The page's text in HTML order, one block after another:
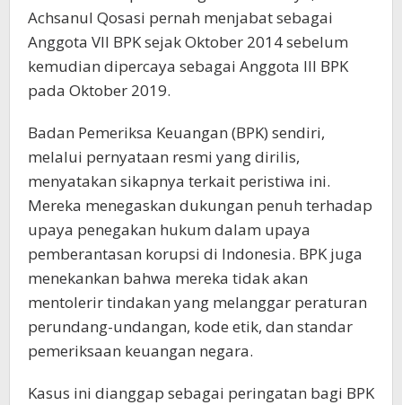
Achsanul Qosasi pernah menjabat sebagai
Anggota VII BPK sejak Oktober 2014 sebelum
kemudian dipercaya sebagai Anggota III BPK
pada Oktober 2019.
Badan Pemeriksa Keuangan (BPK) sendiri,
melalui pernyataan resmi yang dirilis,
menyatakan sikapnya terkait peristiwa ini.
Mereka menegaskan dukungan penuh terhadap
upaya penegakan hukum dalam upaya
pemberantasan korupsi di Indonesia. BPK juga
menekankan bahwa mereka tidak akan
mentolerir tindakan yang melanggar peraturan
perundang-undangan, kode etik, dan standar
pemeriksaan keuangan negara.
Kasus ini dianggap sebagai peringatan bagi BPK